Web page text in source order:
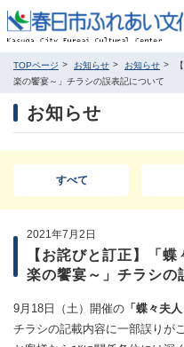
TOPページ お知らせ お知らせ
楽の饗宴～」チラシの誤表記について
お知らせ
すべて
2021年7月2日
【お詫びと訂正】「
楽の饗宴～」チラシの
9月18日（土）開催の 「蝶々夫
チラシの記載内容に一部誤りが